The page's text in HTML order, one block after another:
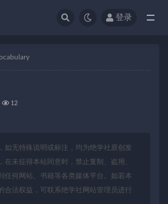
登录
12
如无特殊说明或标注，均为绝学社原创发
在未征得本站同意时，禁止复制、盗用、
任何网站、书籍等各类媒体平台。如若本
合法权益，可联系绝学社网站管理员进行